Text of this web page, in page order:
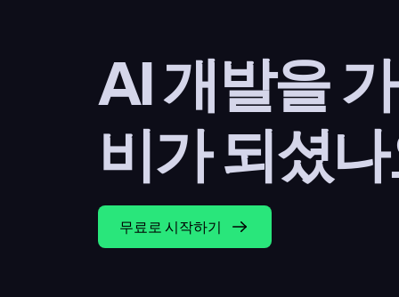
AI 개발을
비가 되셨
무료로 시작하기